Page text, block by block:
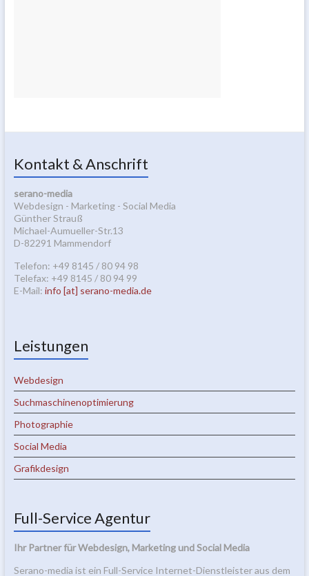
Kontakt & Anschrift
serano-media
Webdesign - Marketing - Social Media
Günther Strauß
Michael-Aumueller-Str.13
D-82291 Mammendorf
Telefon: +49 8145 / 80 94 98
Telefax: +49 8145 / 80 94 99
E-Mail: info [at] serano-media.de
Leistungen
Webdesign
Suchmaschinenoptimierung
Photographie
Social Media
Grafikdesign
Full-Service Agentur
Ihr Partner für Webdesign, Marketing und Social Media
Serano-media ist ein Full-Service Internet-Dienstleister aus dem